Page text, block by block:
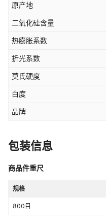
原产地
二氧化硅含量
热膨胀系数
折光系数
莫氏硬度
白度
品牌
包装信息
商品件重尺
规格
800目